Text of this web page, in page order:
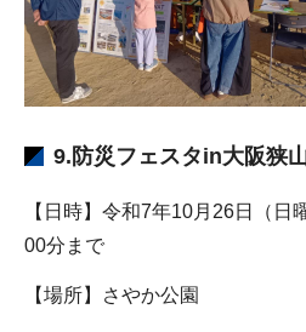
9.防災フェスタin大阪狭
【日時】令和7年10月26日（日
00分まで
【場所】さやか公園